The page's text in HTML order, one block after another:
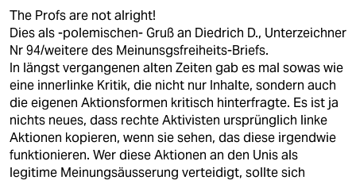
berlin
nord
wahrheit
verlag
verlag
The Profs are not alright!
Dies als -polemischen- Gruß an Diedrich D., Unterzeichner
Nr 94/weitere des Meinunsgsfreiheits-Briefs.
In längst vergangenen alten Zeiten gab es mal sowas wie
eine innerlinke Kritik, die nicht nur Inhalte, sondern auch
die eigenen Aktionsformen kritisch hinterfragte. Es ist ja
nichts neues, dass rechte Aktivisten ursprünglich linke
Aktionen kopieren, wenn sie sehen, das diese irgendwie
funktionieren. Wer diese Aktionen an den Unis als
legitime Meinungsäusserung verteidigt, sollte sich